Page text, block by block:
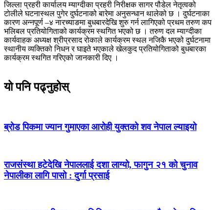
जिल्ला प्रहरी कार्यालय म्याग्दीका प्रहरी निरीक्षक सागर पौडेल नेतृत्वको
टोलीले घटनास्थल पुगेर दुर्घटनाको बारेमा अनुसन्धान थालेको छ । दुर्घटनाका
कारण अन्नपूर्ण –४ नारच्याङमा बुधबारदेखि शुरु गर्न लागिएको प्रथम तरुण कप
भलिबल प्रतियोगिताको कार्यक्रम स्थगित भएको छ । तरुण दल म्याग्दीका
कार्यवाहक अध्यक्ष श्रीप्रसाद रोकाले कार्यक्रम स्थल नजिकै भएको दुर्घटनामा
स्थानीय व्यक्तिको निधन र घाइते भएकाले खेलकुद प्रतियोगिताको बुधबारका
कार्यक्रम स्थगित गरिएको जानकारी दिए ।
यो पनि पढ्नुहोस्
ब्रोड पिकमा ज्यान गुमाएका आरोही युक्तको शव नेपाल ल्याइयो
राजसंस्था हटेदेखि नेपाललाई दशा लाग्यो, फागुन २१ को चुनाव
नेपालीका लागि पासो : दुर्गा प्रसाई